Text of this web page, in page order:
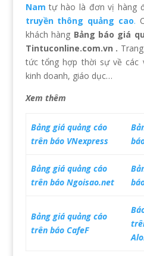
Nam tự hào là đơn vị hàng
truyền thông quảng cao.
khách hàng Bảng báo giá
Tintuconline.com.vn .
tức tổng hợp thời sự về các
kinh doanh, giáo dục…
Xem thêm
Bảng giá quảng cáo
trên báo VNexpress
Bảng giá quảng cáo
trên báo Ngoisao.net
Bảng giá quảng cáo
trên báo CafeF